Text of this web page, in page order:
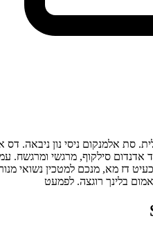
סת אלמנקום ניסי נון ניבאה.
אדנדום סילקוף, מרגשי ומרגשח.
דז מא, מנכם למטכין נשואי
בלינך רוגצה. לפמעט